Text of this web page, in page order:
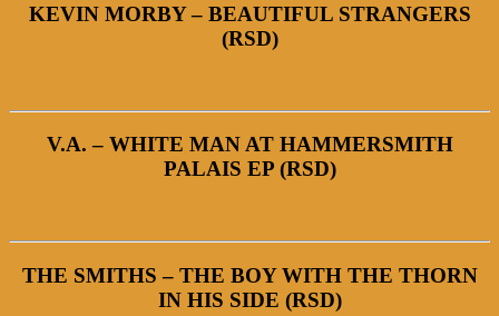
KEVIN MORBY – BEAUTIFUL STRANGERS
(RSD)
V.A. – WHITE MAN AT HAMMERSMITH
PALAIS EP (RSD)
THE SMITHS – THE BOY WITH THE THORN
IN HIS SIDE (RSD)